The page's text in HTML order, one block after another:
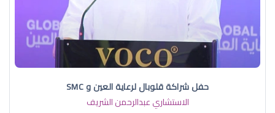
حفل شراكة قلوبال لرعاية العين و SMC
الاستشاري عبدالرحمن الشريف